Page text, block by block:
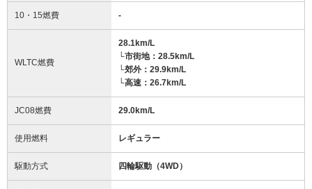
10・15燃費 -
WLTC燃費
28.1km/L
└市街地：28.5km/L
└郊外：29.9km/L
└高速：26.7km/L
JC08燃費 29.0km/L
使用燃料 レギュラー
駆動方式 四輪駆動（4WD）